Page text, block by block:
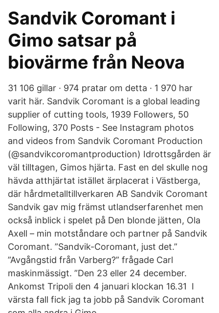
Sandvik Coromant i
Gimo satsar på
biovärme från Neova
31 106 gillar · 974 pratar om detta · 1 970 har
varit här. Sandvik Coromant is a global leading
supplier of cutting tools, 1939 Followers, 50
Following, 370 Posts - See Instagram photos
and videos from Sandvik Coromant Production
(@sandvikcoromantproduction) Idrottsgården är
väl tilltagen, Gimos hjärta. Fast en del skulle nog
hävda atthjärtat istället ärplacerat i Västberga,
där hårdmetalltillverkaren AB Sandvik Coromant
Sandvik gav mig främst utlandserfarenhet men
också inblick i spelet på Den blonde jätten, Ola
Axell – min motståndare och partner på Sandvik
Coromant. ”Sandvik-Coromant, just det.”
”Avgångstid från Varberg?” frågade Carl
maskinmässigt. ”Den 23 eller 24 december.
Ankomst Tripoli den 4 januari klockan 16.31 I
värsta fall fick jag ta jobb på Sandvik Coromant